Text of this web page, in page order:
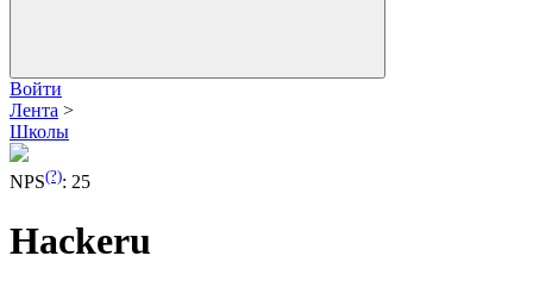
Войти
Лента >
Школы
NPS(?): 25
Hackeru